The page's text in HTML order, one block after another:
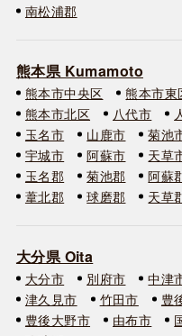
南松浦郡
熊本県 Kumamoto
熊本市中央区 熊本市東
熊本市北区
八代市
玉名市
山鹿市 菊池
宇城市
阿蘇市 天草
玉名郡
菊池郡 阿蘇
葦北郡
球磨郡 天草
大分県 Oita
大分市 別府市 中津
津久見市
竹田市 豊
豊後大野市
由布市